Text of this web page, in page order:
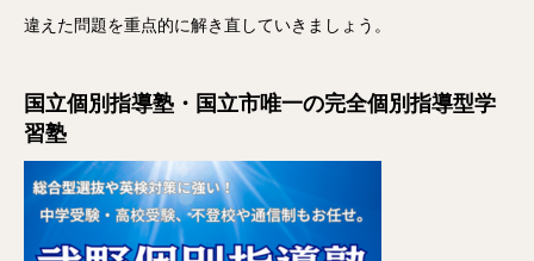
違えた問題を重点的に解き直していきましょう。
国立個別指導塾・国立市唯一の完全個別指導型学
習塾